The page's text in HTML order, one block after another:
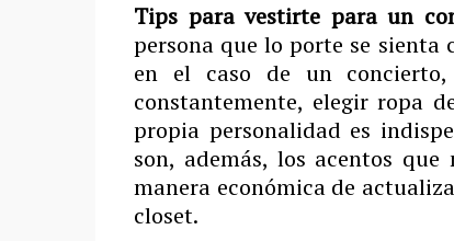
Tips para vestirte para un
persona que lo porte se sienta
en el caso de un
constantemente, elegir ropa
propia personalidad es
son, además, los acentos
manera económica de
closet.